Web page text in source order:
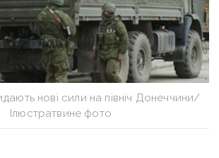
нові сили на північ Донеччини/
Ілюстратвине фото